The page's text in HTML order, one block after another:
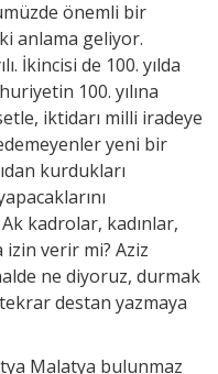
önemli bir
anlama geliyor.
İkincisi de 100. yılda
100. yılına
iktidarı milli iradeye
yeni bir
kurdukları
kadrolar, kadınlar,
izin verir mi? Aziz
ne diyoruz, durmak
destan yazmaya
Malatya bulunmaz